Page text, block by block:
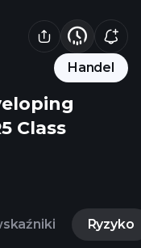
Handel
Class
Ryzyko